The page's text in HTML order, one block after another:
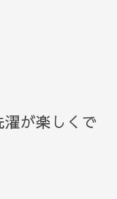
が楽しくで